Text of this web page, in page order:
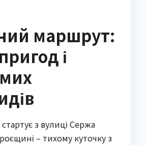
маршрут:
і
з вулиці Сержа
– тихому куточку з